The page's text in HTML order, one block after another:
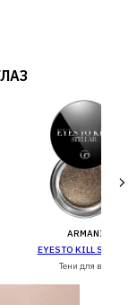
ARMANI
EYES TO KILL STELLAR
Тени для век